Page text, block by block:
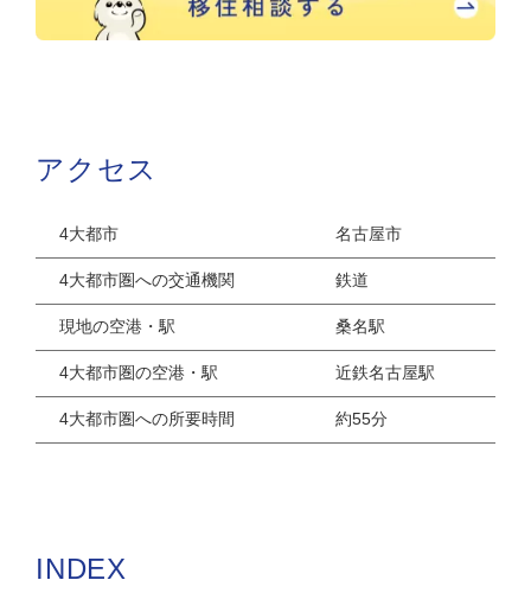
アクセス
4大都市 名古屋市
4大都市圏への交通機関 鉄道
現地の空港・駅 桑名駅
4大都市圏の空港・駅 近鉄名古屋駅
4大都市圏への所要時間 約55分
INDEX